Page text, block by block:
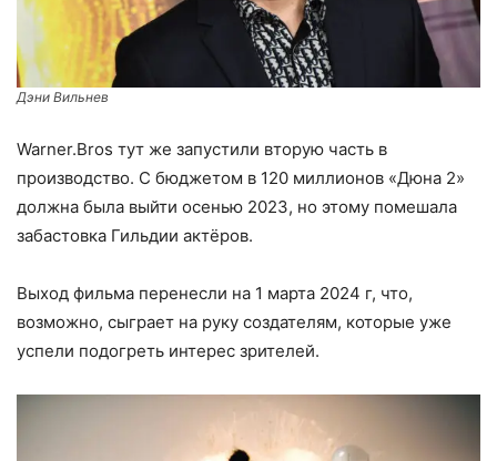
Дэни Вильнев
Warner.Bros тут же запустили вторую часть в
производство. С бюджетом в 120 миллионов «Дюна 2»
должна была выйти осенью 2023, но этому помешала
забастовка Гильдии актёров.
Выход фильма перенесли на 1 марта 2024 г, что,
возможно, сыграет на руку создателям, которые уже
успели подогреть интерес зрителей.